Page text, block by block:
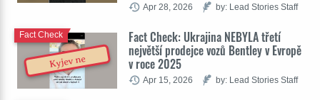
Apr 28, 2026 by: Lead Stories Staff
Kyjev ne
Fact Check: Ukrajina NEBYLA třetí
největší prodejce vozů Bentley v Evropě
v roce 2025
Fact Check
Apr 15, 2026 by: Lead Stories Staff